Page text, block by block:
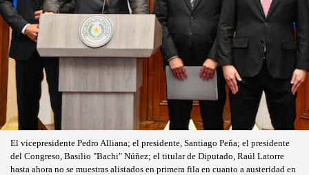
El vicepresidente Pedro Alliana; el presidente, Santiago Peña; el presidente
del Congreso, Basilio "Bachi" Núñez; el titular de Diputado, Raúl Latorre
hasta ahora no se muestras alistados en primera fila en cuanto a austeridad en